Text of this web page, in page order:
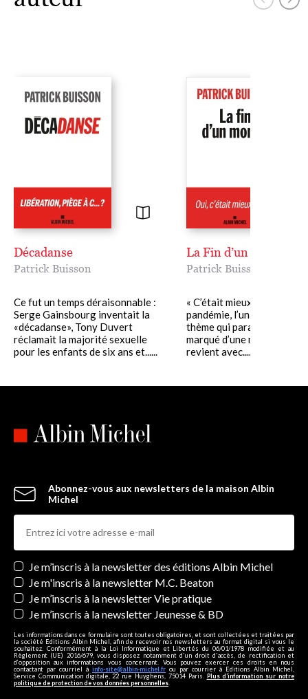
Décadanse
Patrick Buisson
Ce fut un temps déraisonnable :
Serge Gainsbourg inventait la
«décadanse», Tony Duvert
réclamait la majorité sexuelle
pour les enfants de six ans et......
La Fin d’un monde
Patrick Buisson
« C’était mieux avant. »
pandémie, l’unanimité de ce
thème qui paraissait
marqué d’une nostalgie
revient avec......
Abonnez-vous aux newsletters de la maison Albin
Michel
Newsletters
Je m’inscris à la newsletter des éditions Albin Michel
Je m'inscris à la newsletter M.C. Beaton
Je m’inscris à la newsletter Vie pratique
Je m’inscris à la newsletter Jeunesse & BD
Les informations dans ce formulaire sont toutes obligatoires, et sont collectées et traitées par
la société Editions Albin Michel, afin de recevoir nos newsletters au format digital si vous le
souhaitez. Conformément à la Loi Informatique et Libertés du 06/01/1978 modifiée et au
Règlement (UE) 2016/679, vous disposez notamment d'un droit d'accès, de rectification et
d’opposition aux informations vous concernant. Vous pouvez exercer ces droits en nous
contactant par courriel à info-site@albin-michel.fr ou par courrier à Editions Albin Michel,
Service Communication digitale, 22 rue Huyghens, 75014 Paris. Plus d’information sur notre
politique de protection de vos données personnelles